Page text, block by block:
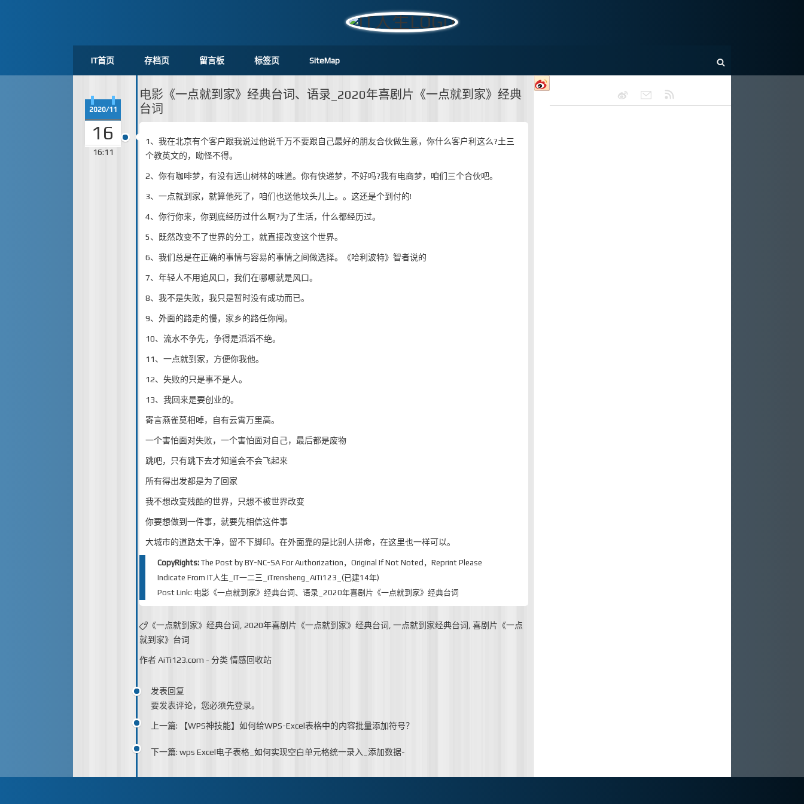
IT首页 存档页 留言板 标签页 SiteMap
电影《一点就到家》经典台词、语录_2020年喜剧片《一点就到家》经典
台词
2020/11
16
16:11
1、我在北京有个客户跟我说过他说千万不要跟自己最好的朋友合伙做生意，你什么客户利这么?土三
个教英文的，呦怪不得。
2、你有咖啡梦，有没有远山树林的味道。你有快递梦，不好吗?我有电商梦，咱们三个合伙吧。
3、一点就到家，就算他死了，咱们也送他坟头儿上。。这还是个到付的!
4、你行你来，你到底经历过什么啊?为了生活，什么都经历过。
5、既然改变不了世界的分工，就直接改变这个世界。
6、我们总是在正确的事情与容易的事情之间做选择。《哈利波特》智者说的
7、年轻人不用追风口，我们在哪哪就是风口。
8、我不是失败，我只是暂时没有成功而已。
9、外面的路走的慢，家乡的路任你闯。
10、流水不争先，争得是滔滔不绝。
11、一点就到家，方便你我他。
12、失败的只是事不是人。
13、我回来是要创业的。
寄言燕雀莫相啅，自有云霄万里高。
一个害怕面对失败，一个害怕面对自己，最后都是废物
跳吧，只有跳下去才知道会不会飞起来
所有得出发都是为了回家
我不想改变残酷的世界，只想不被世界改变
你要想做到一件事，就要先相信这件事
大城市的道路太干净，留不下脚印。在外面靠的是比别人拼命，在这里也一样可以。
CopyRights:The Post byBY-NC-SA For Authorization，Original If Not Noted，Reprint Please
Indicate FromIT人生_IT一二三_iTrensheng_AiTi123_(已建14年)
Post Link: 电影《一点就到家》经典台词、语录_2020年喜剧片《一点就到家》经典台词
《一点就到家》经典台词 ,2020年喜剧片《一点就到家》经典台词 ,一点就到家经典台词 ,喜剧片《一点
就到家》台词
作者AiTi123.com - 分类情感回收站
发表回复
要发表评论，您必须先登录。
上一篇: 【WPS神技能】如何给WPS-Excel表格中的内容批量添加符号？
下一篇: wps Excel电子表格_如何实现空白单元格统一录入_添加数据-